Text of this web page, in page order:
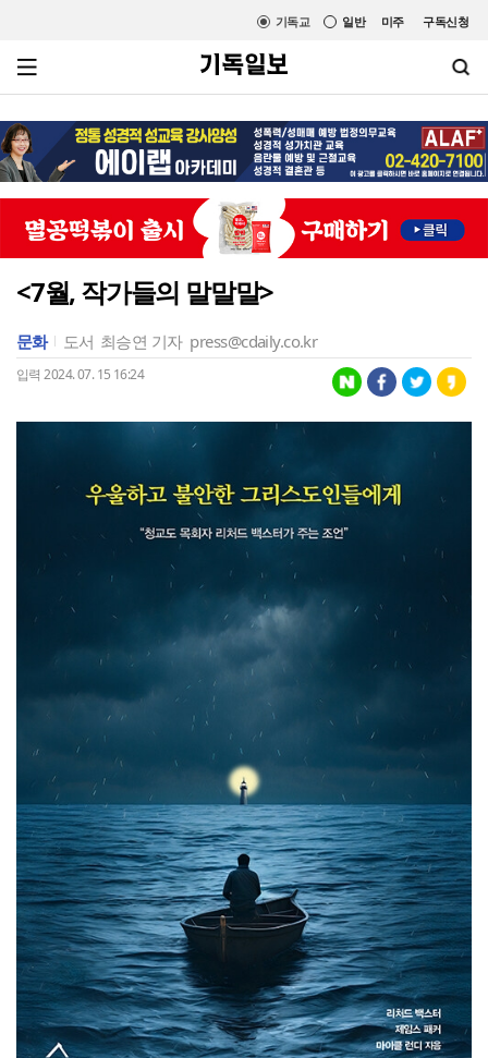
미주 구독신청
일반
기독교
<7월, 작가들의 말말말>
문화 도서 최승연 기자 press@cdaily.co.kr
입력 2024. 07. 15 16:24